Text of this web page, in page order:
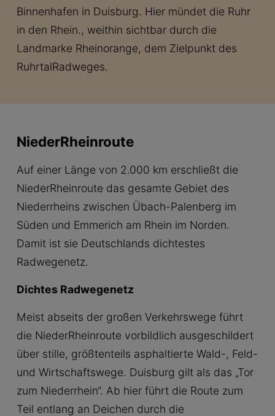
Binnenhafen in Duisburg. Hier mündet die Ruhr
in den Rhein., weithin sichtbar durch die
Landmarke Rheinorange, dem Zielpunkt des
RuhrtalRadweges.
NiederRheinroute
Auf einer Länge von 2.000 km erschließt die
NiederRheinroute das gesamte Gebiet des
Niederrheins zwischen Übach-Palenberg im
Süden und Emmerich am Rhein im Norden.
Damit ist sie Deutschlands dichtestes
Radwegenetz.
Dichtes Radwegenetz
Meist abseits der großen Verkehrswege führt
die NiederRheinroute vorbildlich ausgeschildert
über stille, größtenteils asphaltierte Wald-, Feld-
und Wirtschaftswege. Duisburg gilt als das „Tor
zum Niederrhein“. Ab hier führt die Route zum
Teil entlang an Deichen durch die